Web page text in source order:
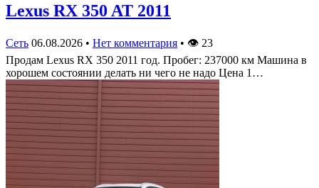
Lexus RX 350 AT 2011
Сеть 06.08.2026 • Нет комментария • 👁 23
Продам Lexus RX 350 2011 год. Пробег: 237000 км Машина в
хорошем состоянии делать ни чего не надо Цена 1…